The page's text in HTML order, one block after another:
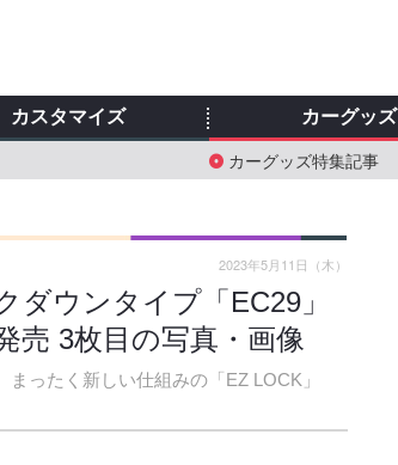
カスタマイズ カーグッズ
カーグッズ特集記事
ウンタイプ「EC29」
売 3枚目の写真・画像
ったく新しい仕組みの「EZ LOCK」
2023年5月11日（木）